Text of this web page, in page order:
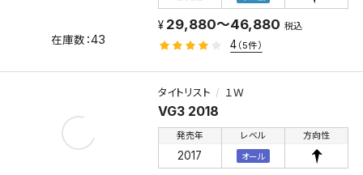
43
29,880～46,880 税込
4 （5件）
タイトリスト １Ｗ
VG3 2018
発売年
2017
レベル
オール
方向性